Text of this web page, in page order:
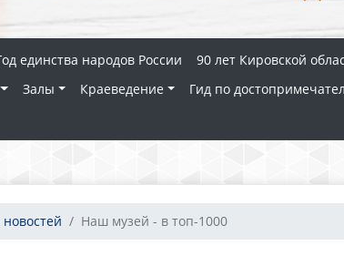
единства народов России 90 лет Кировской
Залы Краеведение Гид по
Наш музей - в топ-1000